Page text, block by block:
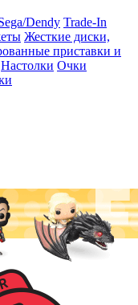
Dendy Trade-In
Жесткие диски,
приставки и
Настолки Очки